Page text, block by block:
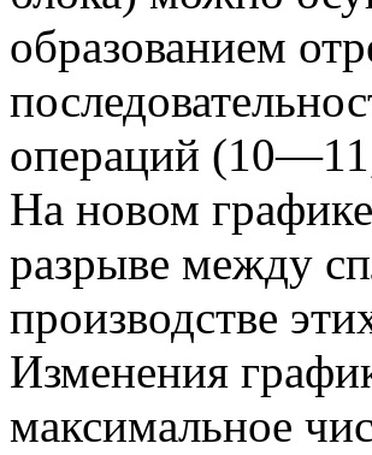
образованием
операций
На новом
разрыве между
производстве
Изменения
максимальное